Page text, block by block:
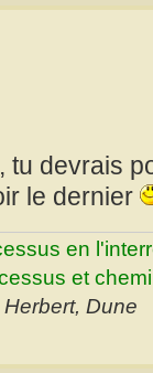
tu devrais
le dernier
en
et
Dune